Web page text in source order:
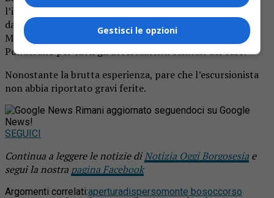
l’intervento dall’alto. Il ragazzo è stato recuperato
dall’elicottero “Drago” dei vigili del fuoco, decollato da
Malpensa, e trasportato all’ospedale degli Infermi di
Ponderano per tutti gli accertamenti sanitari del caso.
Nonostante la brutta esperienza, pare che l’escursionista
non abbia riportato gravi ferite.
Rimani aggiornato seguendoci su Google
News!
SEGUICI
Continua a leggere le notizie diNotizia Oggi Borgosesia e
segui la nostra pagina Facebook
Argomenti correlati:aperturadispersomonte bosoccorso
Gestisci le opzioni